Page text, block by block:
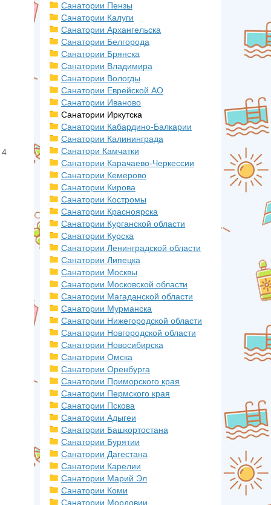
4
Санатории Пензы
Санатории Калуги
Санатории Архангельска
Санатории Белгорода
Санатории Брянска
Санатории Владимира
Санатории Вологды
Санатории Еврейской АО
Санатории Иваново
Санатории Иркутска
Санатории Кабардино-Балкарии
Санатории Калининграда
Санатори Камчатки
Санатории Карачаево-Черкессии
Санатории Кемерово
Санатории Кирова
Санатории Костромы
Санатории Красноярска
Санатории Курганской области
Санатории Курска
Санатории Ленинградской области
Санатории Липецка
Санатории Москвы
Санатории Московской области
Санатории Магаданской области
Санатории Мурманска
Санатории Нижегородской области
Санатории Новгородской области
Санатории Новосибирска
Санатории Омска
Санатории Оренбурга
Санатории Приморского края
Санатории Пермского края
Санатории Пскова
Санатории Адыгеи
Санатории Башкортостана
Санатории Бурятии
Санатории Дагестана
Санатории Карелии
Санатории Марий Эл
Санатории Коми
Санатории Мордовии